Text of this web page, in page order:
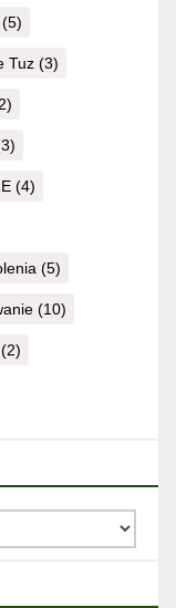
(5)
Tuz (3)
(4)
(5)
(10)
(2)